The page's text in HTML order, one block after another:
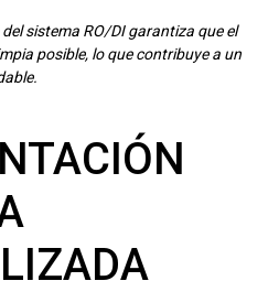
sistema RO/DI garantiza que el
posible, lo que contribuye a un